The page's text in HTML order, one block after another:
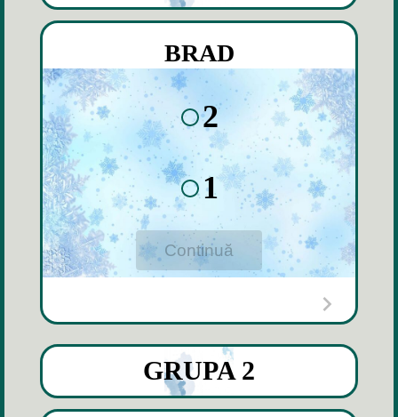
BRAD
2
1
Continuă
GRUPA 2